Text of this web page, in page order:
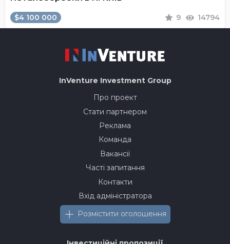
$4 100 000 9 14794
InVenture Investment Group
Про проект
Стати партнером
Реклама
Команда
Вакансії
Часті запитання
Контакти
Вхід адміністратора
Розмістити оголошення